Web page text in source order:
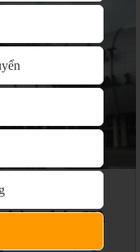
hàng hóa Hà
chất lượng,